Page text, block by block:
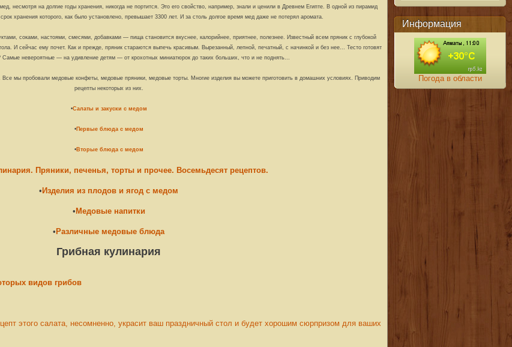
Информация
Погода в области
несмотря на долгие годы хранения, никогда не портится. Это его свойство, например, знали и ценили в Древнем Египте. В одной из пирамид
хранения которого, как было установлено, превышает 3300 лет. И за столь долгое время мед даже не потерял аромата.
соками, настоями, смесями, добавками — пища становится вкуснее, калорийнее, приятнее, полезнее. Известный всем пряник с глубокой
И сейчас ему почет. Как и прежде, пряник стараются выпечь красивым. Вырезанный, лепной, печатный, с начинкой и без нее... Тесто готовят
Самые невероятные — на удивление детям — от крохотных миниатюрок до таких больших, что и не поднять...
Все мы пробовали медовые конфеты, медовые пряники, медовые торты. Многие изделия вы можете приготовить в домашних условиях. Приводим
рецепты некоторых из них.
•Салаты и закуски с медом
•Первые блюда с медом
•Вторые блюда с медом
Пряники, печенья, торты и прочее. Восемьдесят рецептов.
• Изделия из плодов и ягод с медом
• Медовые напитки
• Различные медовые блюда
Грибная кулинария
видов грибов
этого салата, несомненно, украсит ваш праздничный стол и будет хорошим сюрпризом для ваших